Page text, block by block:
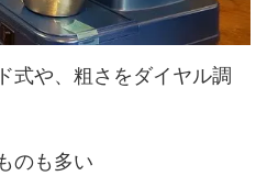
式や、粗さをダイヤル調
のも多い